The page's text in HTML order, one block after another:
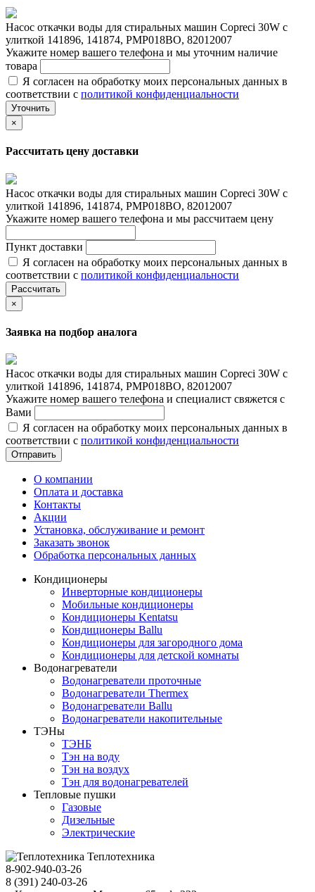
Насос откачки воды для стиральных машин Copreci 30W с
улиткой 141896, 141874, PMP018BO, 82012007
Укажите номер вашего телефона и мы уточним наличие
товара
Я согласен на обработку моих персональных данных в
соответствии с политикой конфиденциальности
Уточнить
×
Рассчитать цену доставки
Насос откачки воды для стиральных машин Copreci 30W с
улиткой 141896, 141874, PMP018BO, 82012007
Укажите номер вашего телефона и мы рассчитаем цену
Пункт доставки
Я согласен на обработку моих персональных данных в
соответствии с политикой конфиденциальности
Рассчитать
×
Заявка на подбор аналога
Насос откачки воды для стиральных машин Copreci 30W с
улиткой 141896, 141874, PMP018BO, 82012007
Укажите номер вашего телефона и специалист свяжется с
Вами
Я согласен на обработку моих персональных данных в
соответствии с политикой конфиденциальности
Отправить
О компании
Оплата и доставка
Контакты
Акции
Установка, обслуживание и ремонт
Заказать звонок
Обработка персональных данных
Кондиционеры
Инверторные кондиционеры
Мобильные кондиционеры
Кондиционеры Kentatsu
Кондиционеры Ballu
Кондиционеры для загородного дома
Кондиционеры для детской комнаты
Водонагреватели
Водонагреватели проточные
Водонагреватели Thermex
Водонагреватели Ballu
Водонагреватели накопительные
ТЭНы
ТЭНБ
Тэн на воду
Тэн на воздух
Тэн для водонагревателей
Тепловые пушки
Газовые
Дизельные
Электрические
Теплотехника
8-902-940-03-26
8 (391) 240-03-26